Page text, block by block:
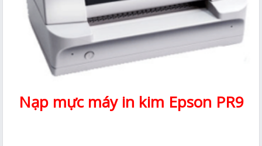
Nạp mực máy in kim Epson PR9